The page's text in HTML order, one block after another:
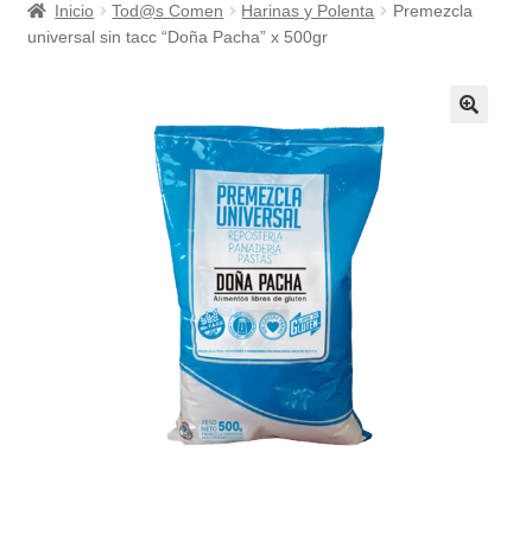
Fondo AC
Preguntas Frecuentes
Receso de verano
Retirando en Roca Negra
Inicio Tod@s Comen Harinas y Polenta
Premezcla
universal sin tacc “Doña Pacha” x 500gr